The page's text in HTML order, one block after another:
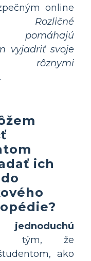
online
Rozličné
pomáhajú
vyjadriť svoje
rôznymi
ich
tým, že
ako